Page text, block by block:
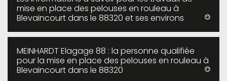
mise en place des pelouses en rouleau à
Blevaincourt dans le 88320 et ses environs
MEINHARDT Elagage 88 : la personne qualifiée
pour la mise en place des pelouses en rouleau à
Blevaincourt dans le 88320